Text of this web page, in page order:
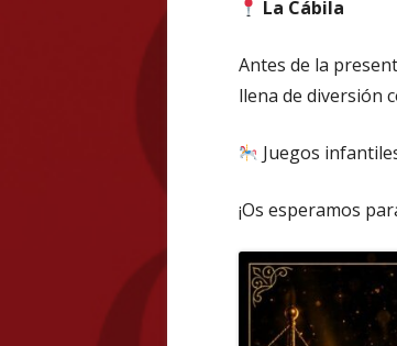
La Cábila
Antes de la
llena de diversión
Juegos
¡Os esperamos